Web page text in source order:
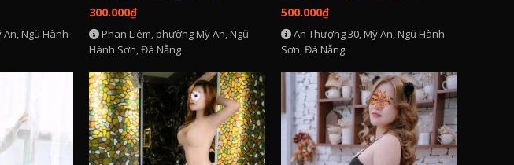
Ngũ Hành
300.000₫
Phan Liêm, phường Mỹ An, Ngũ
Hành Sơn, Đà Nẵng
500.000₫
An Thượng 30, Mỹ An, Ngũ Hành
Sơn, Đà Nẵng